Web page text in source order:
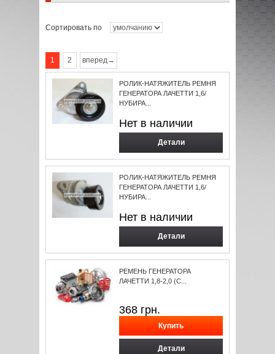
Сортировать по
1 2 вперед→
РОЛИК-НАТЯЖИТЕЛЬ РЕМНЯ
ГЕНЕРАТОРА ЛАЧЕТТИ 1,6/
НУБИРА...
Нет в наличии
Детали
РОЛИК-НАТЯЖИТЕЛЬ РЕМНЯ
ГЕНЕРАТОРА ЛАЧЕТТИ 1,6/
НУБИРА...
Нет в наличии
Детали
РЕМЕНЬ ГЕНЕРАТОРА
ЛАЧЕТТИ 1,8-2,0 (С...
368 грн.
Детали